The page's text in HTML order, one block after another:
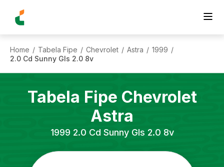
Home / Tabela Fipe / Chevrolet / Astra / 1999 /
2.0 Cd Sunny Gls 2.0 8v
Tabela Fipe Chevrolet
Astra
1999 2.0 Cd Sunny Gls 2.0 8v